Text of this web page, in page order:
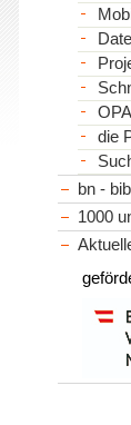
die
bn -
1000